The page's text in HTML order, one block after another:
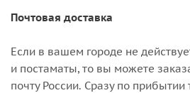
Почтовая доставка
Если в вашем городе не
и постаматы, то вы можете
почту России. Сразу по